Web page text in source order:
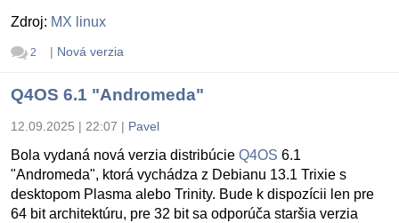
Zdroj: MX linux
2 | Nová verzia
Q4OS 6.1 "Andromeda"
12.09.2025 | 22:07 | Pavel
Bola vydaná nová verzia distribúcie Q4OS 6.1
"Andromeda", ktorá vychádza z Debianu 13.1 Trixie s
desktopom Plasma alebo Trinity. Bude k dispozícii len pre
64 bit architektúru, pre 32 bit sa odporúča staršia verzia